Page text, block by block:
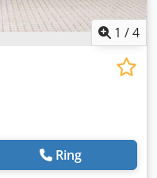
1 /4
Ring